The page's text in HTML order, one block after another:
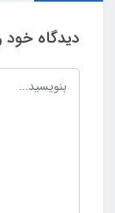
دیدگاه خود